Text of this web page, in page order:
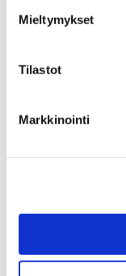
Mieltymykset
Tilastot
Markkinointi
Etusivu